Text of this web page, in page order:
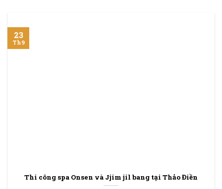
Thi công spa Onsen và Jjim jil bang tại Thảo Điền
23
Th9